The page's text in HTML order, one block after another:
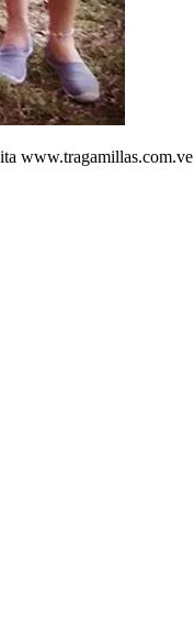
www.tragamillas.com.ve